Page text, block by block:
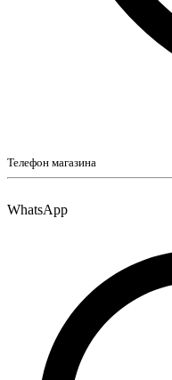
Телефон магазина
WhatsApp